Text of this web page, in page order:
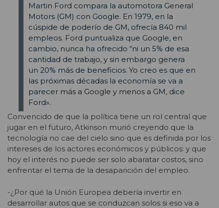
Martin Ford compara la automotora General
Motors (GM) con Google. En 1979, en la
cúspide de poderío de GM, ofrecía 840 mil
empleos. Ford puntualiza que Google, en
cambio, nunca ha ofrecido “ni un 5% de esa
cantidad de trabajo, y sin embargo genera
un 20% más de beneficios. Yo creo es que en
las próximas décadas la economía se va a
parecer más a Google y menos a GM, dice
Ford».
Convencido de que la política tiene un rol central que
jugar en el futuro, Atkinson murió creyendo que la
tecnología no cae del cielo sino que es definida por los
intereses de los actores económicos y públicos: y que
hoy el interés no puede ser solo abaratar costos, sino
enfrentar el tema de la desaparición del empleo.
-¿Por qué la Unión Europea debería invertir en
desarrollar autos que se conduzcan solos si eso va a